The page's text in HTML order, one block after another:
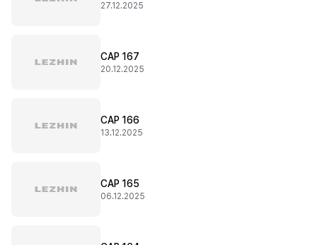
27.12.2025
CAP 167
20.12.2025
CAP 166
13.12.2025
CAP 165
06.12.2025